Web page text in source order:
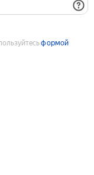
формой